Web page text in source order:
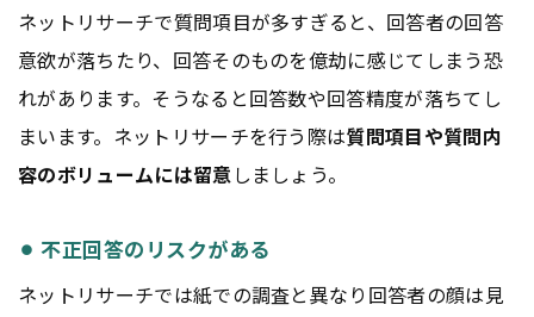
ネットリサーチで質問項目が多すぎると、回答者の回答
意欲が落ちたり、回答そのものを億劫に感じてしまう恐
れがあります。そうなると回答数や回答精度が落ちてし
まいます。ネットリサーチを行う際は質問項目や質問内
容のボリュームには留意しましょう。
⚫︎ 不正回答のリスクがある
ネットリサーチでは紙での調査と異なり回答者の顔は見